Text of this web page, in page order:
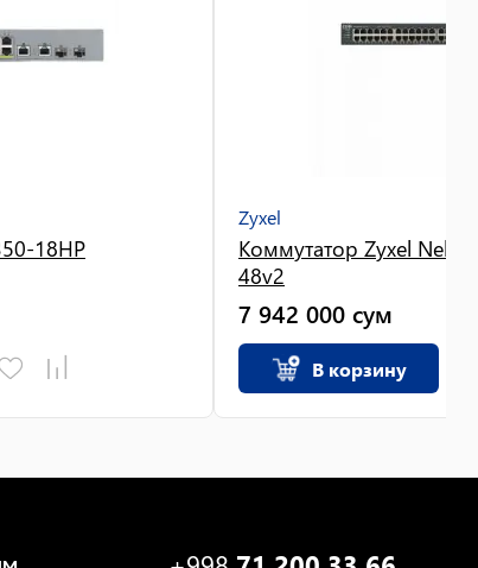
18HP
Zyxel
Коммутатор Zyxel
48v2
7 942 000 сум
В корзину